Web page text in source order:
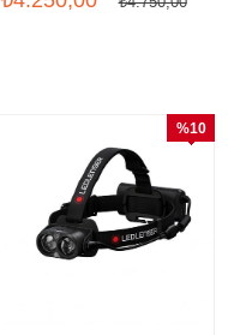
%10